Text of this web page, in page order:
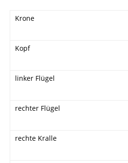
Krone
Kopf
linker Flügel
rechter Flügel
rechte Kralle